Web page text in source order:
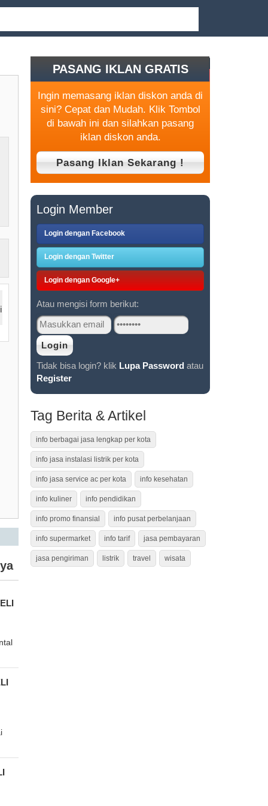
PASANG IKLAN GRATIS
Ingin memasang iklan diskon anda di
sini? Cepat dan Mudah. Klik Tombol
di bawah ini dan silahkan pasang
iklan diskon anda.
Login Member
Login dengan Facebook
Login dengan Twitter
Login dengan Google+
Atau mengisi form berikut:
Tidak bisa login? klik Lupa Password atau
Register
Tag Berita & Artikel
info berbagai jasa lengkap per kota
info jasa instalasi listrik per kota
info jasa service ac per kota info kesehatan
info kuliner info pendidikan
info promo finansial info pusat perbelanjaan
info supermarket info tarif jasa pembayaran
jasa pengiriman listrik travel wisata